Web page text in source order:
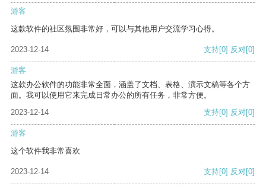
游客
这款软件的社区氛围非常好，可以与其他用户交流学习心得。
2023-12-14 支持[0] 反对[0]
游客
这款办公软件的功能非常全面，涵盖了文档、表格、演示文稿等各个方
面。我可以使用它来完成日常办公的所有任务，非常方便。
2023-12-14
支持[0] 反对[0]
游客
这个软件我非常喜欢
2023-12-14 支持[0] 反对[0]